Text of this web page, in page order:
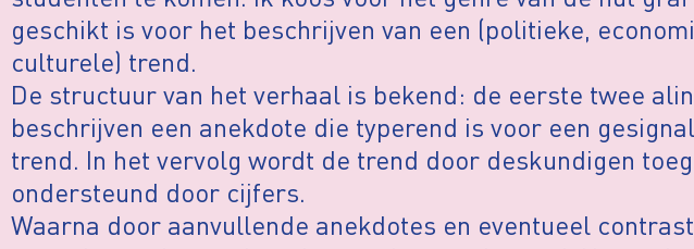
geschikt is voor het beschrijven van een (politieke,
culturele) trend.
De structuur van het verhaal is bekend: de eerste twee
beschrijven een anekdote die typerend is voor een
trend. In het vervolg wordt de trend door deskundigen
ondersteund door cijfers.
Waarna door aanvullende anekdotes en eventueel